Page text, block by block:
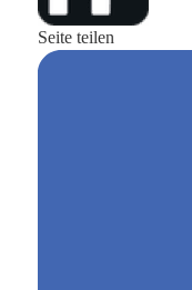
Seite teilen